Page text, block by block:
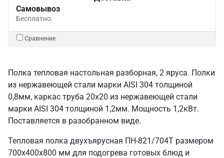
Самовывоз
Бесплатно.
Сравнение
Полка тепловая настольная разборная, 2 яруса. Полки
из нержавеющей стали марки AISI 304 толщиной
0,8мм, каркас труба 20х20 из нержавеющей стали
марки AISI 304 толщиной 1,2мм. Мощность 1,2кВт.
Поставляется в разобранном виде.
Тепловая полка двухъярусная ПН-821/704Т размером
700х400х800 мм для подогрева готовых блюд и